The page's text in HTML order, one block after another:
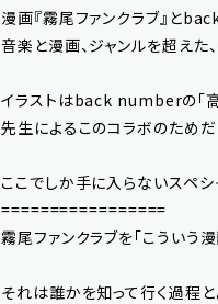
漫画『霧尾ファンクラブ』と
音楽と漫画、ジャンルを超えた
イラストはback numberの「高
先生によるこのコラボのためだ
ここでしか手に入らないスペシ
=================
霧尾ファンクラブを「こういう
それは誰かを知って行く過程と